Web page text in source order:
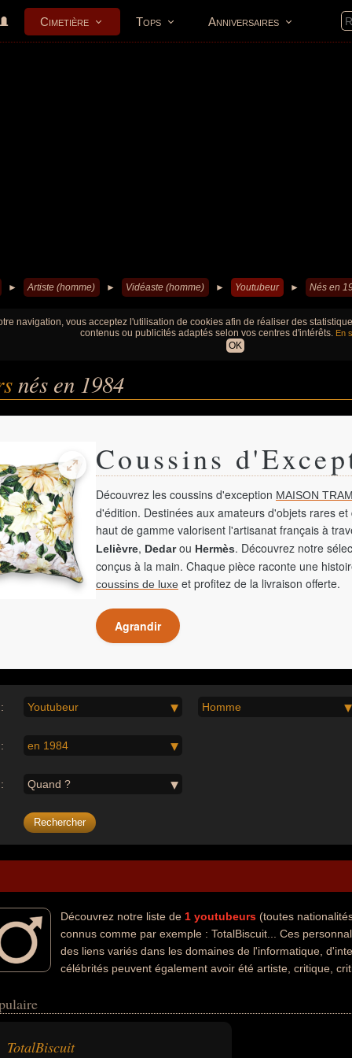
Cimetière Tops Anniversaires
► Artiste (homme) ► Vidéaste (homme) ► Youtubeur ► Nés en
navigation, vous acceptez l'utilisation de cookies afin de réaliser des
contenus ou publicités adaptés selon vos centres d'intérêts. En
OK
nés en 1984
Coussins
Découvrez les coussins d'exception MAISON
d'édition. Destinées aux amateurs d'objets rares
haut de gamme valorisent l'artisanat français à
Lelièvre, Dedarou Hermès. Découvrez notre
conçus à la main. Chaque pièce raconte une
coussins de luxe et profitez de la livraison offerte.
Agrandir
Youtubeur Homme
en 1984
Quand ?
Découvrez notre liste de 1 youtubeurs (toutes
connus comme par exemple : TotalBiscuit... Ces
des liens variés dans les domaines de l'informatique,
célébrités peuvent également avoir été artiste, critique,
TotalBiscuit